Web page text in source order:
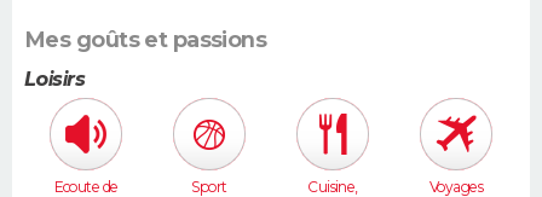
Mes goûts et passions
Loisirs
Ecoute de
Sport
Cuisine,
Voyages